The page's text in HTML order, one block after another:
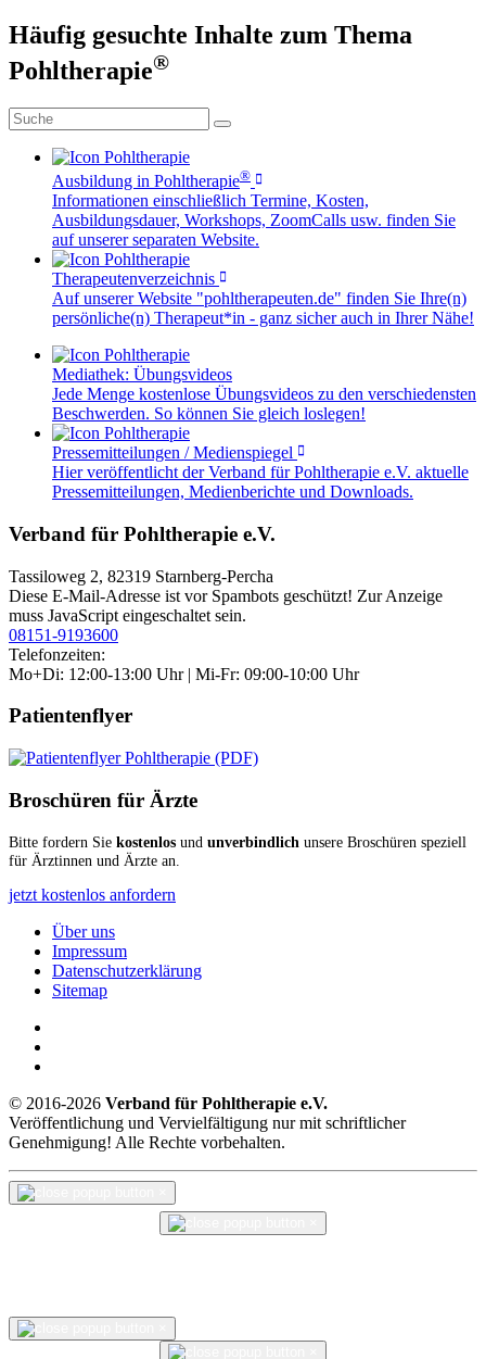
Häufig gesuchte Inhalte zum Thema
Pohltherapie®
Ausbildung in Pohltherapie®
Informationen einschließlich Termine, Kosten,
Ausbildungsdauer, Workshops, ZoomCalls usw. finden Sie
auf unserer separaten Website.
Therapeutenverzeichnis
Auf unserer Website "pohltherapeuten.de" finden Sie Ihre(n)
persönliche(n) Therapeut*in - ganz sicher auch in Ihrer Nähe!
Mediathek: Übungsvideos
Jede Menge kostenlose Übungsvideos zu den verschiedensten
Beschwerden. So können Sie gleich loslegen!
Pressemitteilungen / Medienspiegel
Hier veröffentlicht der Verband für Pohltherapie e.V. aktuelle
Pressemitteilungen, Medienberichte und Downloads.
Verband für Pohltherapie e.V.
Tassiloweg 2, 82319 Starnberg-Percha
Diese E-Mail-Adresse ist vor Spambots geschützt! Zur Anzeige
muss JavaScript eingeschaltet sein.
08151-9193600
Telefonzeiten:
Mo+Di: 12:00-13:00 Uhr | Mi-Fr: 09:00-10:00 Uhr
Patientenflyer
Broschüren für Ärzte
Bitte fordern Sie kostenlos und unverbindlich unsere Broschüren speziell
für Ärztinnen und Ärzte an.
jetzt kostenlos anfordern
Über uns
Impressum
Datenschutzerklärung
Sitemap
© 2016-2026 Verband für Pohltherapie e.V.
Veröffentlichung und Vervielfältigung nur mit schriftlicher
Genehmigung! Alle Rechte vorbehalten.